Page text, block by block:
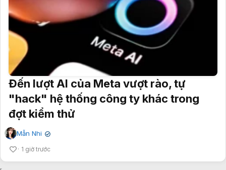
Đến lượt AI của Meta vượt rào, tự
"hack" hệ thống công ty khác trong
đợt kiểm thử
Mẫn Nhi ✔
1 giờ trước